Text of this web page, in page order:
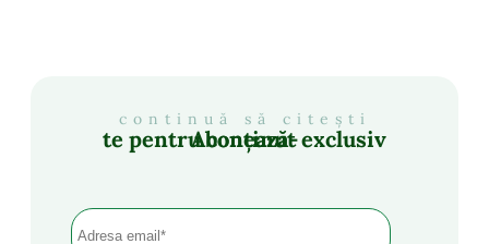
continuă să citești
Abonează-te pentru conținut exclusiv